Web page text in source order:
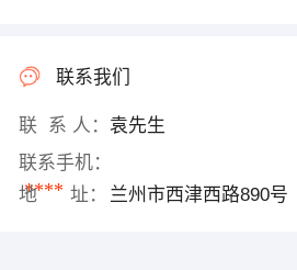
联系我们
联 系 人： 袁先生
联系手机：
****
地 址： 兰州市西津西路890号